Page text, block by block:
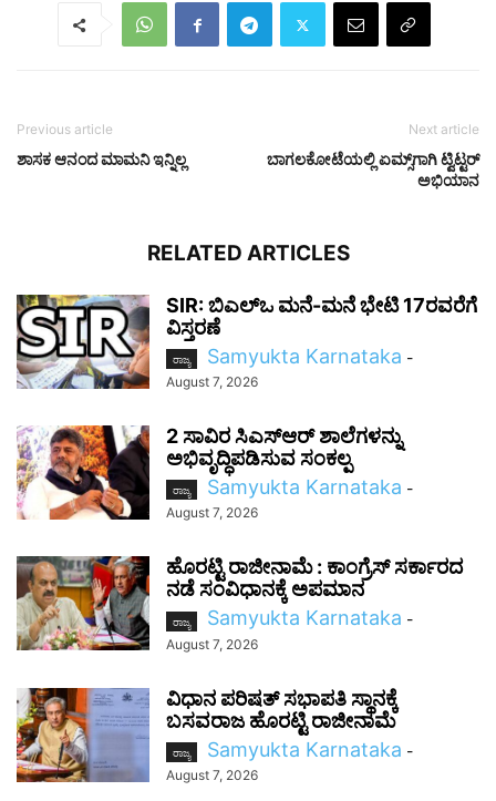
Previous article
ಶಾಸಕ ಆನಂದ ಮಾಮನಿ ಇನ್ನಿಲ್ಲ
Next article
ಬಾಗಲಕೋಟೆಯಲ್ಲಿ ಏಮ್ಸ್‌ಗಾಗಿ ಟ್ವಿಟ್ಟರ್
ಅಭಿಯಾನ
RELATED ARTICLES
SIR: ಬಿಎಲ್ಒ ಮನೆ-ಮನೆ ಭೇಟಿ 17ರವರೆಗೆ
ವಿಸ್ತರಣೆ
ರಾಜ್ಯ Samyukta Karnataka -
August 7, 2026
2 ಸಾವಿರ ಸಿಎಸ್‌ಆರ್ ಶಾಲೆಗಳನ್ನು
ಅಭಿವೃದ್ಧಿಪಡಿಸುವ ಸಂಕಲ್ಪ
ರಾಜ್ಯ Samyukta Karnataka -
August 7, 2026
ಹೊರಟ್ಟಿ ರಾಜೀನಾಮೆ : ಕಾಂಗ್ರೆಸ್ ಸರ್ಕಾರದ
ನಡೆ ಸಂವಿಧಾನಕ್ಕೆ ಅಪಮಾನ
ರಾಜ್ಯ Samyukta Karnataka -
August 7, 2026
ವಿಧಾನ ಪರಿಷತ್ ಸಭಾಪತಿ ಸ್ಥಾನಕ್ಕೆ
ಬಸವರಾಜ ಹೊರಟ್ಟಿ ರಾಜೀನಾಮೆ
ರಾಜ್ಯ Samyukta Karnataka -
August 7, 2026